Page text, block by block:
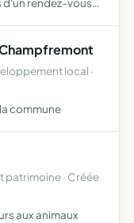
rendez-vous
local ·
commune
patrimoine · Créée
aux animaux